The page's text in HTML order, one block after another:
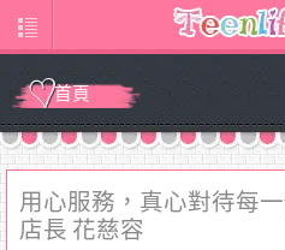
首頁
用心服務，真心對待每
店長 花慈容